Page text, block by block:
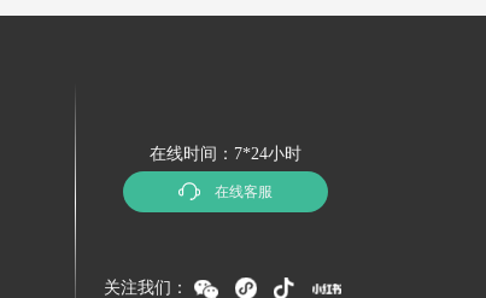
在线时间：7*24小时
在线客服
关注我们：